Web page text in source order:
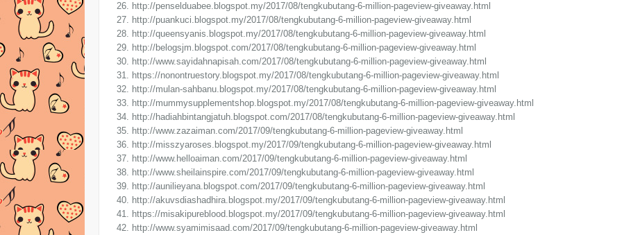
26. http://penselduabee.blogspot.my/2017/08/tengkubutang-6-million-pageview-giveaway.html
27. http://puankuci.blogspot.my/2017/08/tengkubutang-6-million-pageview-giveaway.html
28. http://queensyanis.blogspot.my/2017/08/tengkubutang-6-million-pageview-giveaway.html
29. http://belogsjm.blogspot.com/2017/08/tengkubutang-6-million-pageview-giveaway.html
30. http://www.sayidahnapisah.com/2017/08/tengkubutang-6-million-pageview-giveaway.html
31. https://nonontruestory.blogspot.my/2017/08/tengkubutang-6-million-pageview-giveaway.html
32. http://mulan-sahbanu.blogspot.my/2017/08/tengkubutang-6-million-pageview-giveaway.html
33. http://mummysupplementshop.blogspot.my/2017/08/tengkubutang-6-million-pageview-giveaway.html
34. http://hadiahbintangjatuh.blogspot.com/2017/08/tengkubutang-6-million-pageview-giveaway.html
35. http://www.zazaiman.com/2017/09/tengkubutang-6-million-pageview-giveaway.html
36. http://misszyaroses.blogspot.my/2017/09/tengkubutang-6-million-pageview-giveaway.html
37. http://www.helloaiman.com/2017/09/tengkubutang-6-million-pageview-giveaway.html
38. http://www.sheilainspire.com/2017/09/tengkubutang-6-million-pageview-giveaway.html
39. http://aunilieyana.blogspot.com/2017/09/tengkubutang-6-million-pageview-giveaway.html
40. http://akuvsdiashadhira.blogspot.my/2017/09/tengkubutang-6-million-pageview-giveaway.html
41. https://misakipureblood.blogspot.my/2017/09/tengkubutang-6-million-pageview-giveaway.html
42. http://www.syamimisaad.com/2017/09/tengkubutang-6-million-pageview-giveaway.html